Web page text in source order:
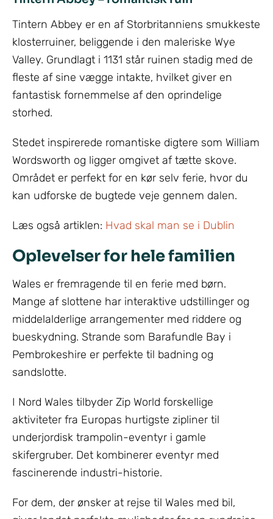
Tintern Abbey er en af Storbritanniens smukkeste
klosterruiner, beliggende i den maleriske Wye
Valley. Grundlagt i 1131 står ruinen stadig med de
fleste af sine vægge intakte, hvilket giver en
fantastisk fornemmelse af den oprindelige
storhed.
Stedet inspirerede romantiske digtere som William
Wordsworth og ligger omgivet af tætte skove.
Området er perfekt for en kør selv ferie, hvor du
kan udforske de bugtede veje gennem dalen.
Læs også artiklen: Hvad skal man se i Dublin
Oplevelser for hele familien
Wales er fremragende til en ferie med børn.
Mange af slottene har interaktive udstillinger og
middelalderlige arrangementer med riddere og
bueskydning. Strande som Barafundle Bay i
Pembrokeshire er perfekte til badning og
sandslotte.
I Nord Wales tilbyder Zip World forskellige
aktiviteter fra Europas hurtigste zipliner til
underjordisk trampolin-eventyr i gamle
skifergruber. Det kombinerer eventyr med
fascinerende industri-historie.
For dem, der ønsker at rejse til Wales med bil,